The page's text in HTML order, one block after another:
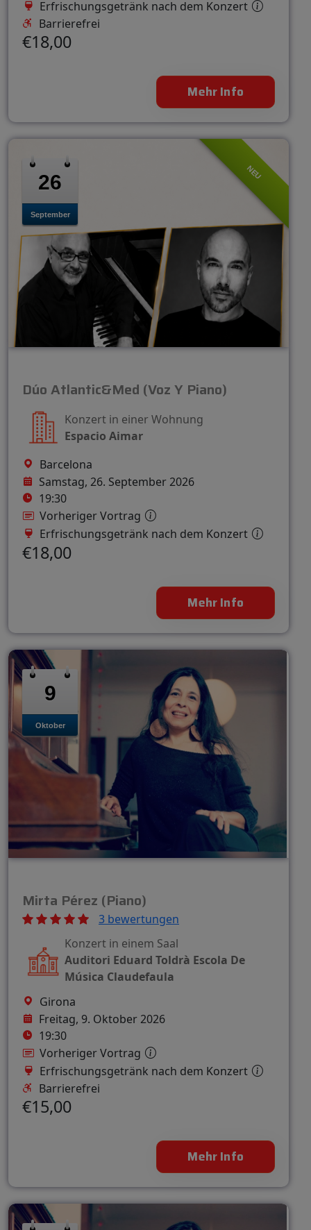
Erfrischungsgetränk nach dem Konzert
Barrierefrei
€18,00
Mehr Info
26
September
NEU
Dúo Atlantic&Med (Voz Y Piano)
Konzert in einer Wohnung
Espacio Aimar
Barcelona
Samstag, 26. September 2026
19:30
Vorheriger Vortrag
Erfrischungsgetränk nach dem Konzert
€18,00
Mehr Info
9
Oktober
Mirta Pérez (Piano)
3 bewertungen
Konzert in einem Saal
Auditori Eduard Toldrà Escola De
Música Claudefaula
Girona
Freitag, 9. Oktober 2026
19:30
Vorheriger Vortrag
Erfrischungsgetränk nach dem Konzert
Barrierefrei
€15,00
Mehr Info